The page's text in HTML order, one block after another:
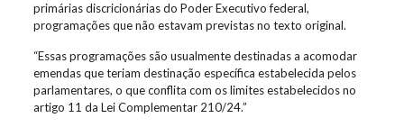
primárias discricionárias do Poder Executivo federal,
programações que não estavam previstas no texto original.
“Essas programações são usualmente destinadas a acomodar
emendas que teriam destinação específica estabelecida pelos
parlamentares, o que conflita com os limites estabelecidos no
artigo 11 da Lei Complementar 210/24.”